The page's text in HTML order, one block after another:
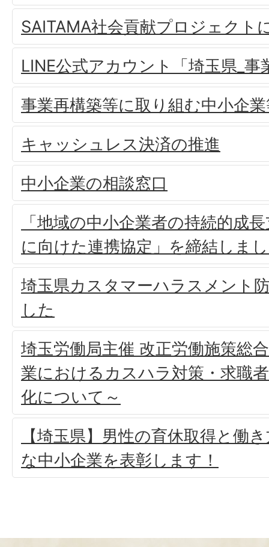
SAITAMA社会貢献プロジェクト
LINE公式アカウント「埼玉県_事
事業再構築等に取り組む中小企
キャッシュレス決済の推進
中小企業の相談窓口
「地域の中小企業者の持続的成
に向けた連携協定」を締結しま
埼玉県カスタマーハラスメント
した
埼玉労働局主催 改正労働施策総
業におけるカスハラ対策・求職
化について～
【埼玉県】男性の育休取得と働
な中小企業を表彰します！